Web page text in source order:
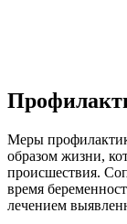
Меры
образом жизни,
происшествия.
время
лечением